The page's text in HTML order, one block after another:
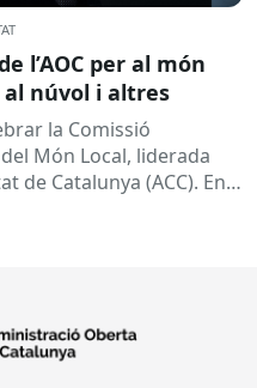
l’AOC per al món
núvol i altres
la Comissió
Món Local, liderada
de Catalunya (ACC). En